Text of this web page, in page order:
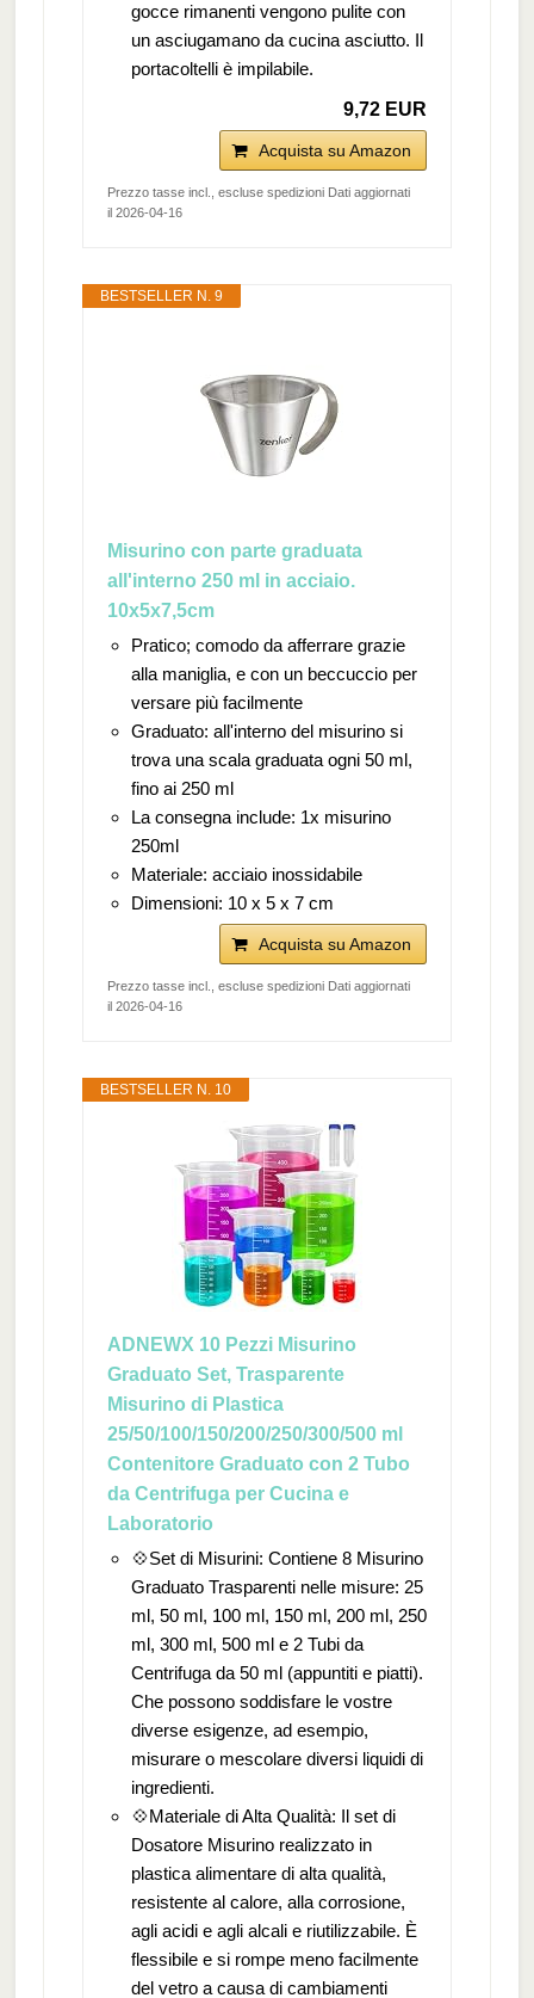
gocce rimanenti vengono pulite con
un asciugamano da cucina asciutto. Il
portacoltelli è impilabile.
9,72 EUR
Acquista su Amazon
Prezzo tasse incl., escluse spedizioni Dati aggiornati
il 2026-04-16
BESTSELLER N. 9
Misurino con parte graduata
all'interno 250 ml in acciaio.
10x5x7,5cm
Pratico; comodo da afferrare grazie
alla maniglia, e con un beccuccio per
versare più facilmente
Graduato: all'interno del misurino si
trova una scala graduata ogni 50 ml,
fino ai 250 ml
La consegna include: 1x misurino
250ml
Materiale: acciaio inossidabile
Dimensioni: 10 x 5 x 7 cm
Acquista su Amazon
Prezzo tasse incl., escluse spedizioni Dati aggiornati
il 2026-04-16
BESTSELLER N. 10
ADNEWX 10 Pezzi Misurino
Graduato Set, Trasparente
Misurino di Plastica
25/50/100/150/200/250/300/500 ml
Contenitore Graduato con 2 Tubo
da Centrifuga per Cucina e
Laboratorio
💠Set di Misurini: Contiene 8 Misurino
Graduato Trasparenti nelle misure: 25
ml, 50 ml, 100 ml, 150 ml, 200 ml, 250
ml, 300 ml, 500 ml e 2 Tubi da
Centrifuga da 50 ml (appuntiti e piatti).
Che possono soddisfare le vostre
diverse esigenze, ad esempio,
misurare o mescolare diversi liquidi di
ingredienti.
💠Materiale di Alta Qualità: Il set di
Dosatore Misurino realizzato in
plastica alimentare di alta qualità,
resistente al calore, alla corrosione,
agli acidi e agli alcali e riutilizzabile. È
flessibile e si rompe meno facilmente
del vetro a causa di cambiamenti